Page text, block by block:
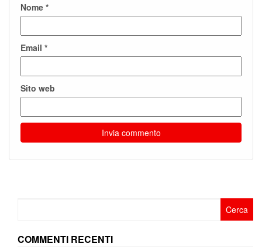
Nome *
Email *
Sito web
COMMENTI RECENTI